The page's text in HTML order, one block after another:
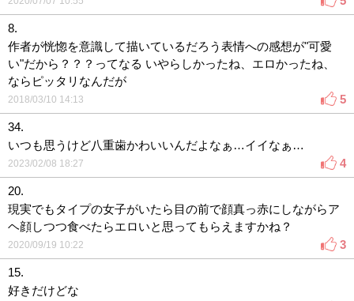
8.
作者が恍惚を意識して描いているだろう表情への感想が"可愛
い"だから？？？ってなる いやらしかったね、エロかったね、
ならピッタリなんだが
2018/03/10 14:13 5
34.
いつも思うけど八重歯かわいいんだよなぁ…イイなぁ…
2023/02/08 18:27 4
20.
現実でもタイプの女子がいたら目の前で顔真っ赤にしながらア
ヘ顔しつつ食べたらエロいと思ってもらえますかね？
2020/09/19 10:22 3
15.
好きだけどな